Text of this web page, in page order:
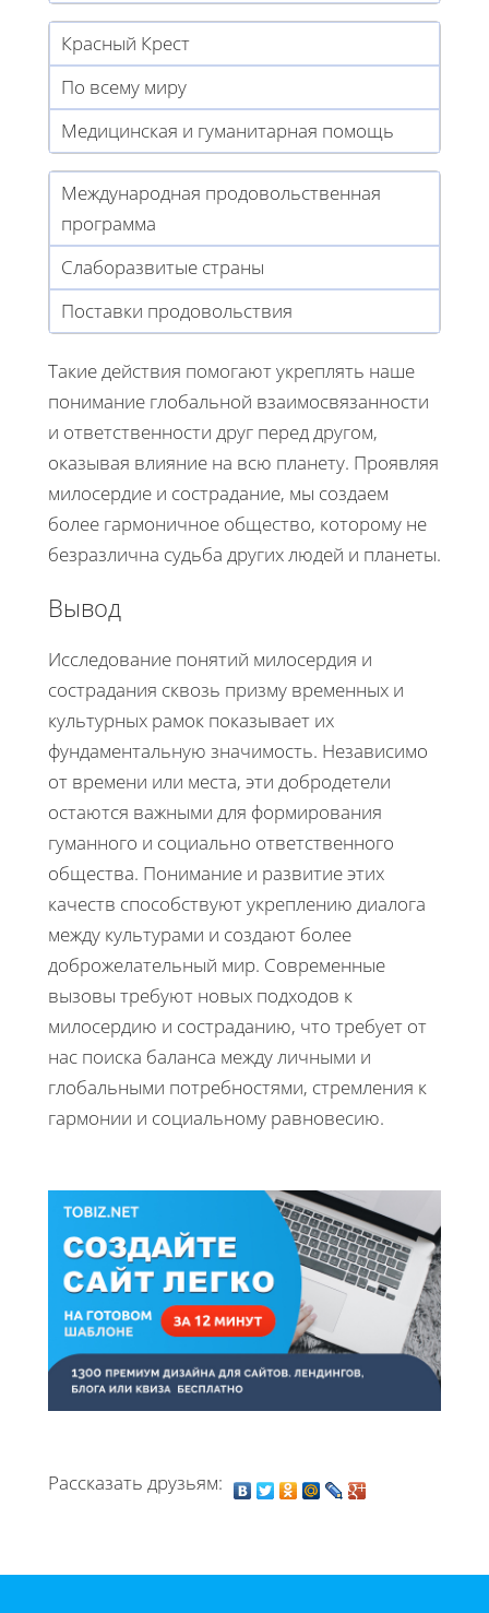
Красный Крест
По всему миру
Медицинская и гуманитарная помощь
Международная продовольственная
программа
Слаборазвитые страны
Поставки продовольствия
Такие действия помогают укреплять наше
понимание глобальной взаимосвязанности
и ответственности друг перед другом,
оказывая влияние на всю планету. Проявляя
милосердие и сострадание, мы создаем
более гармоничное общество, которому не
безразлична судьба других людей и планеты.
Вывод
Исследование понятий милосердия и
сострадания сквозь призму временных и
культурных рамок показывает их
фундаментальную значимость. Независимо
от времени или места, эти добродетели
остаются важными для формирования
гуманного и социально ответственного
общества. Понимание и развитие этих
качеств способствуют укреплению диалога
между культурами и создают более
доброжелательный мир. Современные
вызовы требуют новых подходов к
милосердию и состраданию, что требует от
нас поиска баланса между личными и
глобальными потребностями, стремления к
гармонии и социальному равновесию.
Рассказать друзьям: